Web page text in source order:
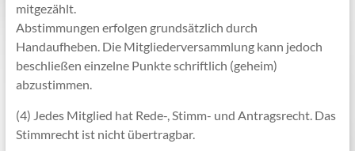
mitgezählt.
Abstimmungen erfolgen grundsätzlich durch
Handaufheben. Die Mitgliederversammlung kann jedoch
beschließen einzelne Punkte schriftlich (geheim)
abzustimmen.
(4) Jedes Mitglied hat Rede-, Stimm- und Antragsrecht. Das
Stimmrecht ist nicht übertragbar.